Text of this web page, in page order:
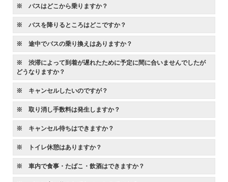
※ バスはどこから乗りますか？
※ バスを降りるところはどこですか？
※ 途中でバスの乗り換えはありますか？
※ 渋滞によって到着が遅れたために予定に間に合いませんでしたが
どうなりますか？
※ キャンセルしたいのですが？
※ 取り消し手数料は発生しますか？
※ キャンセル待ちはできますか？
※ トイレ休憩はありますか？
※ 車内で食事・たばこ・飲酒はできますか？